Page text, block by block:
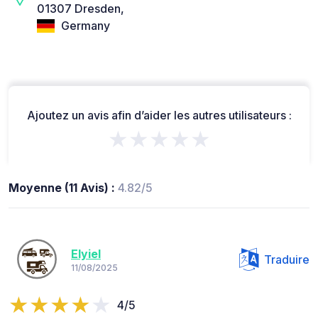
01307 Dresden,
Germany
Ajoutez un avis afin d’aider les autres utilisateurs :
★★★★★
Moyenne (11 Avis) : 4.82/5
Elyiel
11/08/2025
Traduire
4/5